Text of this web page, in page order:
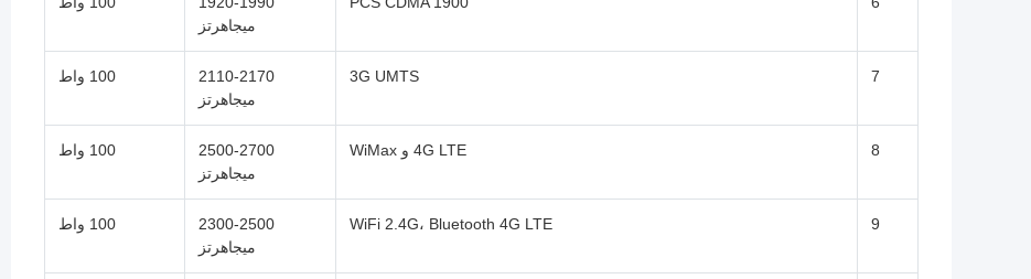
ميجاهرتز
7
3G UMTS
2110-2170
ميجاهرتز
100 واط
8 4G LTE و WiMax
2500-2700
ميجاهرتز
100 واط
9 WiFi 2.4G، Bluetooth 4G LTE
2300-2500
ميجاهرتز
100 واط